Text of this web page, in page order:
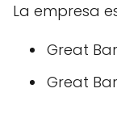
La empresa
Great
Great